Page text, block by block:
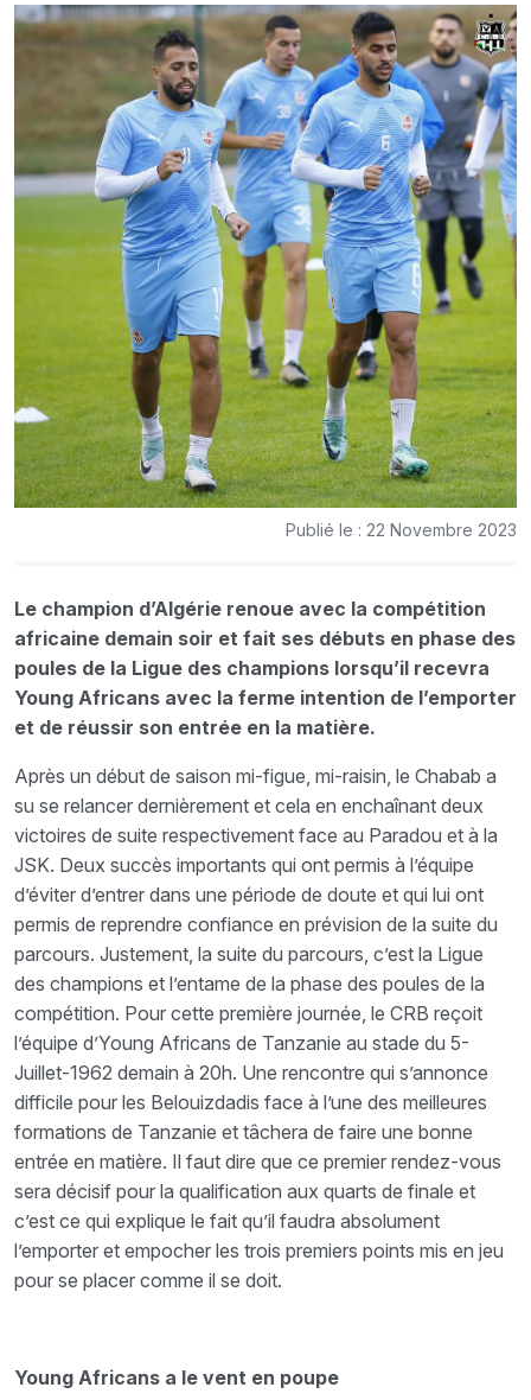
Publié le : 22 Novembre 2023
Le champion d’Algérie renoue avec la compétition
africaine demain soir et fait ses débuts en phase des
poules de la Ligue des champions lorsqu’il recevra
Young Africans avec la ferme intention de l’emporter
et de réussir son entrée en la matière.
Après un début de saison mi-figue, mi-raisin, le Chabab a
su se relancer dernièrement et cela en enchaînant deux
victoires de suite respectivement face au Paradou et à la
JSK. Deux succès importants qui ont permis à l’équipe
d’éviter d’entrer dans une période de doute et qui lui ont
permis de reprendre confiance en prévision de la suite du
parcours. Justement, la suite du parcours, c’est la Ligue
des champions et l’entame de la phase des poules de la
compétition. Pour cette première journée, le CRB reçoit
l’équipe d’Young Africans de Tanzanie au stade du 5-
Juillet-1962 demain à 20h. Une rencontre qui s’annonce
difficile pour les Belouizdadis face à l’une des meilleures
formations de Tanzanie et tâchera de faire une bonne
entrée en matière. Il faut dire que ce premier rendez-vous
sera décisif pour la qualification aux quarts de finale et
c’est ce qui explique le fait qu’il faudra absolument
l’emporter et empocher les trois premiers points mis en jeu
pour se placer comme il se doit.
Young Africans a le vent en poupe